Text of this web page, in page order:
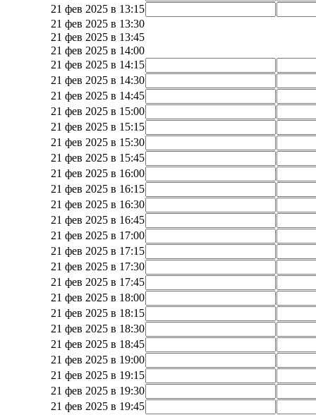
21 фев 2025 в 13:15
21 фев 2025 в 13:30
21 фев 2025 в 13:45
21 фев 2025 в 14:00
21 фев 2025 в 14:15
21 фев 2025 в 14:30
21 фев 2025 в 14:45
21 фев 2025 в 15:00
21 фев 2025 в 15:15
21 фев 2025 в 15:30
21 фев 2025 в 15:45
21 фев 2025 в 16:00
21 фев 2025 в 16:15
21 фев 2025 в 16:30
21 фев 2025 в 16:45
21 фев 2025 в 17:00
21 фев 2025 в 17:15
21 фев 2025 в 17:30
21 фев 2025 в 17:45
21 фев 2025 в 18:00
21 фев 2025 в 18:15
21 фев 2025 в 18:30
21 фев 2025 в 18:45
21 фев 2025 в 19:00
21 фев 2025 в 19:15
21 фев 2025 в 19:30
21 фев 2025 в 19:45